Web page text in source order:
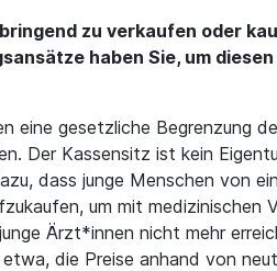
zu verkaufen oder
haben Sie, um
gesetzliche Begrenzung
Der Kassensitz ist kein
dass junge Menschen von
um mit medizinischen
Ärzt*innen nicht mehr
die Preise anhand von